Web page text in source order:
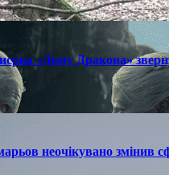
«Дому Дракона»
неочікувано змінив